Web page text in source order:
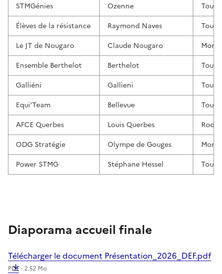
STMGénies
Ozenne
Élèves de la résistance
Raymond Naves
Le JT de Nougaro
Claude Nougaro
Ensemble Berthelot
Berthelot
Galliéni
Gallieni
Equi'Team
Bellevue
AFCE Querbes
Louis Querbes
Rodez
ODG Stratégie
Olympe de Gouges
Power STMG
Stéphane Hessel
Diaporama accueil finale
Télécharger le document Présentation_2026_DEF.pdf
PDF - 2.52 Mo